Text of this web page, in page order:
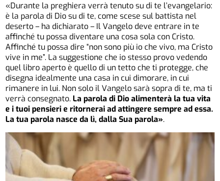
«Durante la preghiera verrà tenuto su di te l’evangelario:
è la parola di Dio su di te, come scese sul battista nel
deserto – ha dichiarato – Il Vangelo deve entrare in te
affinché tu possa diventare una cosa sola con Cristo.
Affinché tu possa dire “non sono più io che vivo, ma Cristo
vive in me”. La suggestione che io stesso provo vedendo
quel libro aperto è quello di un tetto che ti protegge, che
disegna idealmente una casa in cui dimorare, in cui
rimanere in lui. Non solo il Vangelo sarà sopra di te, ma ti
verrà consegnato. La parola di Dio alimenterà la tua vita
e i tuoi pensieri e ritornerai ad attingere sempre ad essa.
La tua parola nasce da lì, dalla Sua parola».